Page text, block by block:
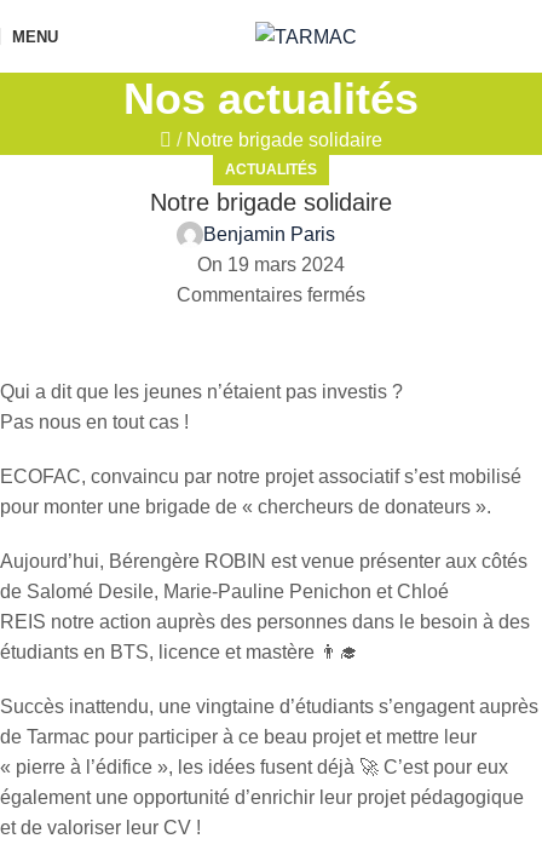
MENU
Nos actualités
/ Notre brigade solidaire
ACTUALITÉS
Notre brigade solidaire
Benjamin Paris
On 19 mars 2024
Commentaires fermés
Qui a dit que les jeunes n’étaient pas investis ?
Pas nous en tout cas !
ECOFAC, convaincu par notre projet associatif s’est mobilisé
pour monter une brigade de « chercheurs de donateurs ».
Aujourd’hui, Bérengère ROBIN est venue présenter aux côtés
de Salomé Desile, Marie-Pauline Penichon et Chloé
REIS notre action auprès des personnes dans le besoin à des
étudiants en BTS, licence et mastère 👨‍🎓
Succès inattendu, une vingtaine d’étudiants s’engagent auprès
de Tarmac pour participer à ce beau projet et mettre leur
« pierre à l’édifice », les idées fusent déjà 🚀 C’est pour eux
également une opportunité d’enrichir leur projet pédagogique
et de valoriser leur CV !